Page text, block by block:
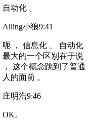
自动化 。
Ailing小狼9:41
呃 ， 信息化 、 自动化
最大的一个区别在于说
， 这个概念跳到了普通
人的面前 。
庄明浩9:46
OK。